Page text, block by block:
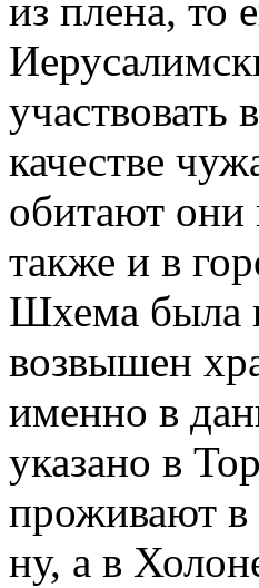
из плена, то
участвовать
качестве
обитают
также и в
Шхема была
возвышен
именно в
указано в
проживают в
ну, а в